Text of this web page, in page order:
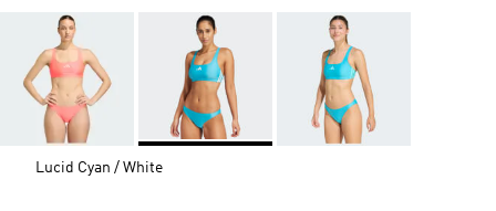
Lucid Cyan / White